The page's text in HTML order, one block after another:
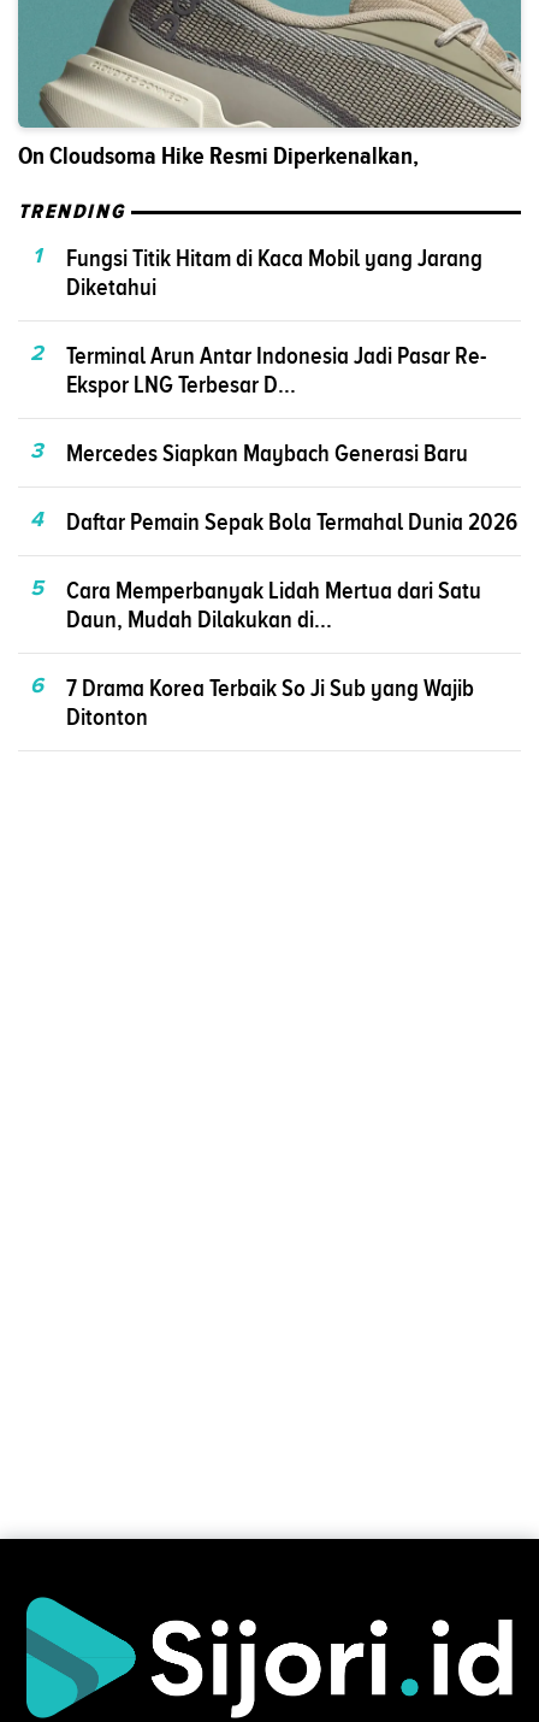
On Cloudsoma Hike Resmi Diperkenalkan,
TRENDING
1
Fungsi Titik Hitam di Kaca Mobil yang Jarang
Diketahui
2
Terminal Arun Antar Indonesia Jadi Pasar Re-
Ekspor LNG Terbesar D...
3 Mercedes Siapkan Maybach Generasi Baru
4 Daftar Pemain Sepak Bola Termahal Dunia 2026
5
Cara Memperbanyak Lidah Mertua dari Satu
Daun, Mudah Dilakukan di...
6
7 Drama Korea Terbaik So Ji Sub yang Wajib
Ditonton